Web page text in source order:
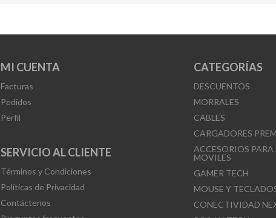
MI CUENTA
Facturas
Pedidos
Perfil
SERVICIO AL CLIENTE
Términos y Condiciones
Políticas de Privacidad
Contáctenos
CATEGORÍAS
DESCUENTOS
MORRALES
CABLES
CARGADORES
ACCESORIOS
MOVILES
GAMER TECH
MOUSE Y
CONECTIVIDAD